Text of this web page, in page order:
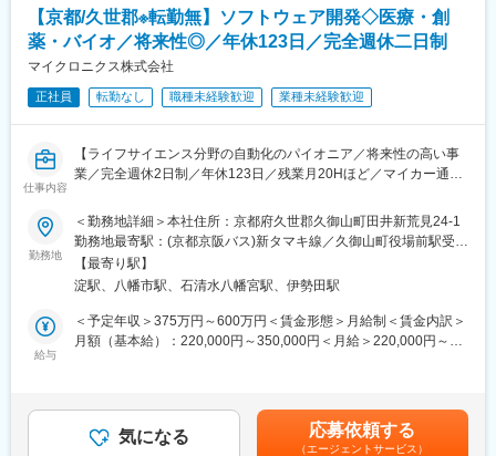
るための工夫が多数ございます。
・少数精鋭でチャレンジがしたい方には幅広い裁量が与えられる
やりがいのある環境です。
■当社の特徴：
創業100年となる当社は、経営基盤、商品力、働きやすさが整っ
た、歯科業界のリーディングカンパニーです。当社の製品は臨床
現場で必要不可欠なものばかりで、設立以来数多くの日本初世界
初の開発に成功し、業界においては「技術の松風」と評され、伝
統の技術と最新のテクノロジーを駆使した独創的な技術を持っ
工歯分野及び研削研磨材においては国内トップシェアを誇る業界
唯一の東証上場企業です。また、売上に関しては、100ヶ国以上
に販売し、売上比率としては国内6割、海外4割の割合で、世界的
にマーケットが拡大していることから、今後、海外の売り上げを
変更の範囲：会社の定める業務
【京都/久世郡※転勤無】ソフトウェア開発◇医療・創
薬・バイオ／将来性◎／年休123日／完全週休二日制
マイクロニクス株式会社
正社員 転勤なし 職種未経験歓迎 業種未経験歓迎
仕事内容
【ライフサイエンス分野の自動化のパイオニア／将来性の高い事
業／完全週休2日制／年休123日／残業月20Hほど／マイカー通勤
当社は、再生医療、医療、創薬、環境水質計測、分析自動前処理
などの関連機器を開発から設計・製作に加え、納品後のメンテナ
ンスまで一貫して行っている研究・開発型メーカーです。
■担当業務：
当社にてソフトウェアアプリケーションの設計・開発をお任せし
営業、システム設計、メカ設計、電気設計、ソフト設計、営業、
組立と10名弱のチームで1つの製品を作り上げます。※外注先もあ
勤務地
＜勤務地詳細＞本社住所：京都府久世郡久御山町田井新荒見24-1
勤務地最寄駅：(京都京阪バス)新タマキ線／久御山町役場前駅受動
喫煙対策：敷地内喫煙可能場所あり変更の範囲：会社の定める事
業所
【最寄り駅】
淀駅、八幡市駅、石清水八幡宮駅、伊勢田駅
給与
＜予定年収＞375万円～600万円＜賃金形態＞月給制＜賃金内訳＞
月額（基本給）：220,000円～350,000円＜月給＞220,000円～
給(月額)は固定手当を含めた表記です。
気になる 応募依頼する
（エージェントサービス）